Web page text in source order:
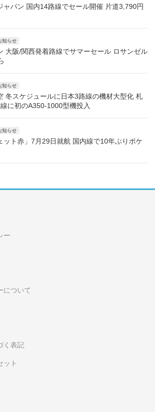
ャパン 国内14路線でセール開催 片道3,790円
知らせ
大阪/関西発着路線でサマーセール ロサンゼル
知らせ
冬スケジュールに日本3路線の機材大型化 札
に初のA350-1000型機投入
知らせ
ット赤」7月29日就航 国内線で10年ぶりポケ
ー
について
く表記
ット